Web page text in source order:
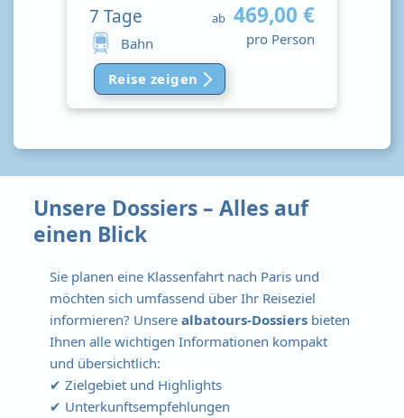
7 Tage
Bahn
ab 469,00 €
pro Person
Reise zeigen
Unsere Dossiers – Alles auf
einen Blick
Sie planen eine Klassenfahrt nach Paris und
möchten sich umfassend über Ihr Reiseziel
informieren? Unserealbatours-Dossiers bieten
Ihnen alle wichtigen Informationen kompakt
und übersichtlich:
✔ Zielgebiet und Highlights
✔ Unterkunftsempfehlungen